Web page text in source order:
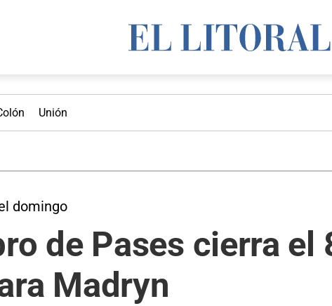
Unión
domingo
de Pases cierra el
Madryn